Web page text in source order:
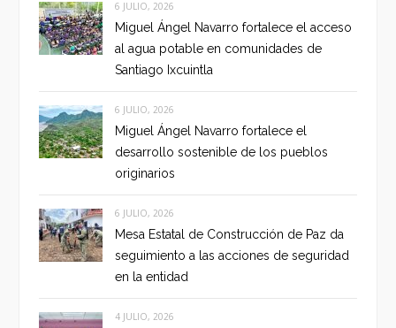
6 JULIO, 2026
Miguel Ángel Navarro fortalece el acceso
al agua potable en comunidades de
Santiago Ixcuintla
6 JULIO, 2026
Miguel Ángel Navarro fortalece el
desarrollo sostenible de los pueblos
originarios
6 JULIO, 2026
Mesa Estatal de Construcción de Paz da
seguimiento a las acciones de seguridad
en la entidad
4 JULIO, 2026